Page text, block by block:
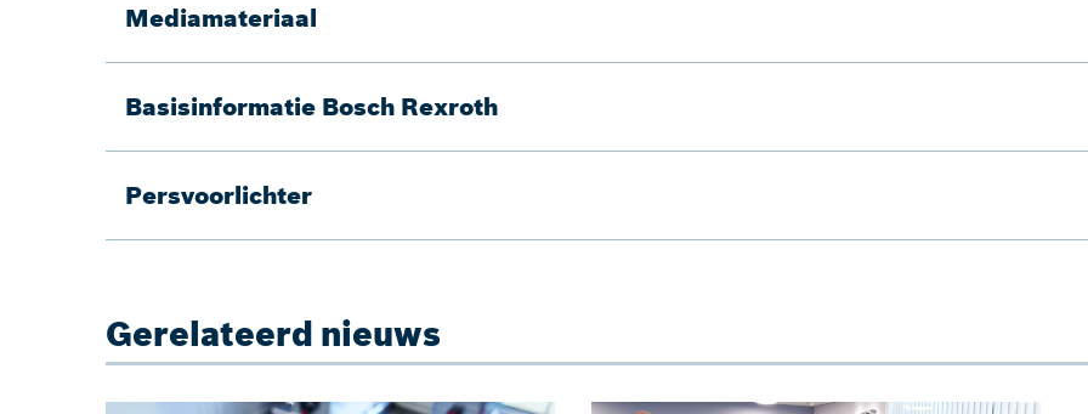
Mediamateriaal
Basisinformatie Bosch Rexroth
Persvoorlichter
Gerelateerd nieuws